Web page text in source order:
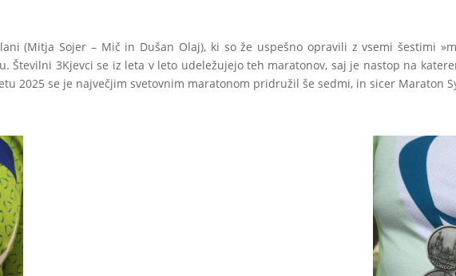
(Mitja Sojer – Mič in Dušan Olaj), ki so že uspešno opravili z vsemi šestimi
Številni 3Kjevci se iz leta v leto udeležujejo teh maratonov, saj je nastop na
2025 se je največjim svetovnim maratonom pridružil še sedmi, in sicer Maraton